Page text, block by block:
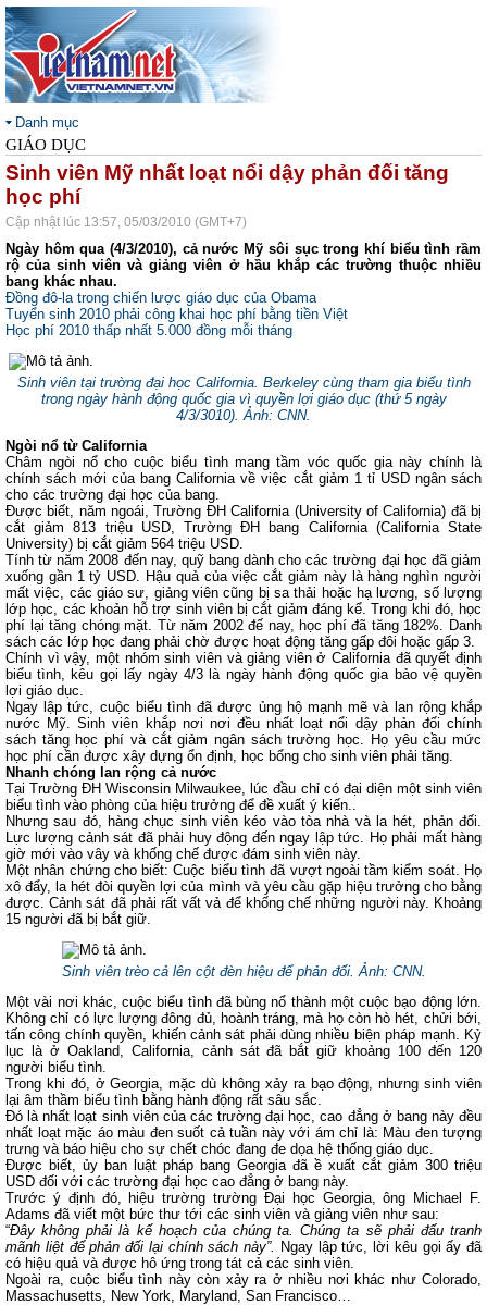
Danh mục
GIÁO DỤC
Sinh viên Mỹ nhất loạt nổi dậy phản đối tăng
học phí
Cập nhật lúc 13:57, 05/03/2010 (GMT+7)
Ngày hôm qua (4/3/2010), cả nước Mỹ sôi sục trong khí biểu tình rầm
rộ của sinh viên và giảng viên ở hầu khắp các trường thuộc nhiều
bang khác nhau.
Đồng đô-la trong chiến lược giáo dục của Obama
Tuyển sinh 2010 phải công khai học phí bằng tiền Việt
Học phí 2010 thấp nhất 5.000 đồng mỗi tháng
Sinh viên tại trường đại học California. Berkeley cùng tham gia biểu tình
trong ngày hành động quốc gia vì quyền lợi giáo dục (thứ 5 ngày
4/3/3010). Ảnh: CNN.
Ngòi nổ từ California
Châm ngòi nổ cho cuộc biểu tình mang tầm vóc quốc gia này chính là
chính sách mới của bang California về việc cắt giảm 1 tỉ USD ngân sách
cho các trường đại học của bang.
Được biết, năm ngoái, Trường ĐH California (University of California) đã bị
cắt giảm 813 triệu USD, Trường ĐH bang California (California State
University) bị cắt giảm 564 triệu USD.
Tính từ năm 2008 đến nay, quỹ bang dành cho các trường đại học đã giảm
xuống gần 1 tỷ USD. Hậu quả của việc cắt giảm này là hàng nghìn người
mất việc, các giáo sư, giảng viên cũng bị sa thải hoặc hạ lương, số lượng
lớp học, các khoản hỗ trợ sinh viên bị cắt giảm đáng kể. Trong khi đó, học
phí lại tăng chóng mặt. Từ năm 2002 đế nay, học phí đã tăng 182%. Danh
sách các lớp học đang phải chờ được hoạt động tăng gấp đôi hoặc gấp 3.
Chính vì vậy, một nhóm sinh viên và giảng viên ở California đã quyết định
biểu tình, kêu gọi lấy ngày 4/3 là ngày hành động quốc gia bảo vệ quyền
lợi giáo dục.
Ngay lập tức, cuộc biểu tình đã được ủng hộ mạnh mẽ và lan rộng khắp
nước Mỹ. Sinh viên khắp nơi nơi đều nhất loạt nổi dậy phản đối chính
sách tăng học phí và cắt giảm ngân sách trường học. Họ yêu cầu mức
học phí cần được xây dựng ổn định, học bổng cho sinh viên phải tăng.
Nhanh chóng lan rộng cả nước
Tại Trường ĐH Wisconsin Milwaukee, lúc đầu chỉ có đại diện một sinh viên
biểu tình vào phòng của hiệu trưởng để đề xuất ý kiến..
Nhưng sau đó, hàng chục sinh viên kéo vào tòa nhà và la hét, phản đối.
Lực lượng cảnh sát đã phải huy động đến ngay lập tức. Họ phải mất hàng
giờ mới vào vây và khống chế được đám sinh viên này.
Một nhân chứng cho biết: Cuộc biểu tình đã vượt ngoài tầm kiểm soát. Họ
xô đẩy, la hét đòi quyền lợi của mình và yêu cầu gặp hiệu trưởng cho bằng
được. Cảnh sát đã phải rất vất vả để khống chế những người này. Khoảng
15 người đã bị bắt giữ.
Sinh viên trèo cả lên cột đèn hiệu để phản đối.Ảnh: CNN.
Một vài nơi khác, cuộc biểu tình đã bùng nổ thành một cuộc bạo động lớn.
Không chỉ có lực lượng đông đủ, hoành tráng, mà họ còn hò hét, chửi bới,
tấn công chính quyền, khiến cảnh sát phải dùng nhiều biện pháp mạnh. Kỷ
lục là ở Oakland, California, cảnh sát đã bắt giữ khoảng 100 đến 120
người biểu tình.
Trong khi đó, ở Georgia, mặc dù không xảy ra bạo động, nhưng sinh viên
lại âm thầm biểu tình bằng hành động rất sâu sắc.
Đó là nhất loạt sinh viên của các trường đại học, cao đẳng ở bang này đều
nhất loạt mặc áo màu đen suốt cả tuần này với ám chỉ là: Màu đen tượng
trưng và báo hiệu cho sự chết chóc đang đe dọa hệ thống giáo dục.
Được biết, ủy ban luật pháp bang Georgia đã ề xuất cắt giảm 300 triệu
USD đối với các trường đại học cao đẳng ở bang này.
Trước ý định đó, hiệu trường trường Đại học Georgia, ông Michael F.
Adams đã viết một bức thư tới các sinh viên và giảng viên như sau:
“Đây không phải là kế hoạch của chúng ta. Chúng ta sẽ phải đấu tranh
mãnh liệt để phản đối lại chính sách này”. Ngay lập tức, lời kêu gọi ấy đã
có hiệu quả và được hô ứng trong tát cả các sinh viên.
Ngoài ra, cuộc biểu tình này còn xảy ra ở nhiều nơi khác như Colorado,
Massachusetts, New York, Maryland, San Francisco…